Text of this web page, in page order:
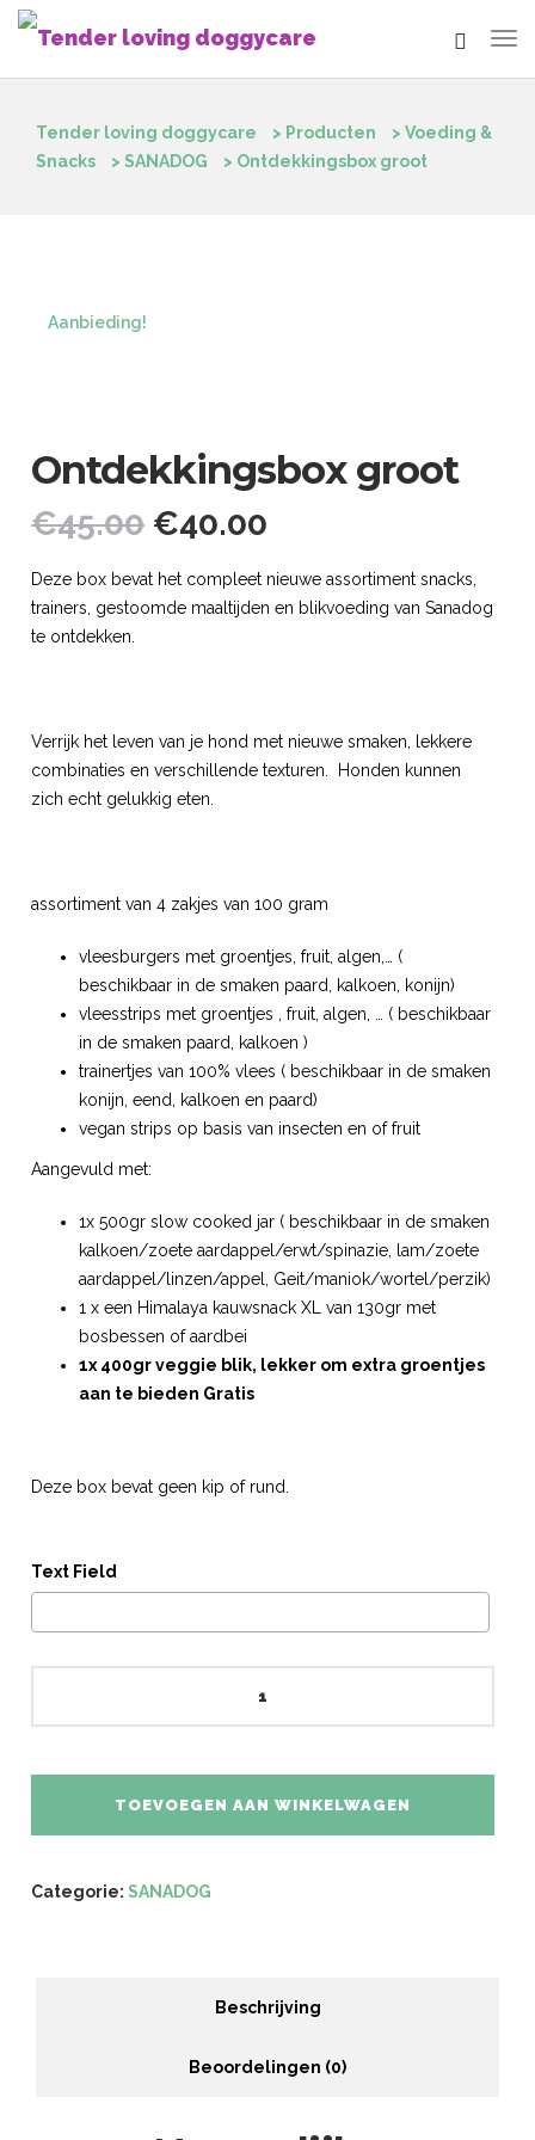
Tender loving doggycare > Producten > Voeding &
Snacks
> SANADOG > Ontdekkingsbox groot
Aanbieding!
Ontdekkingsbox groot
€45.00 €40.00
Deze box bevat het compleet nieuwe assortiment snacks,
trainers, gestoomde maaltijden en blikvoeding van Sanadog
te ontdekken.
Verrijk het leven van je hond met nieuwe smaken, lekkere
combinaties en verschillende texturen. Honden kunnen
zich echt gelukkig eten.
assortiment van 4 zakjes van 100 gram
vleesburgers met groentjes, fruit, algen,… (
beschikbaar in de smaken paard, kalkoen, konijn)
vleesstrips met groentjes , fruit, algen, … ( beschikbaar
in de smaken paard, kalkoen )
trainertjes van 100% vlees ( beschikbaar in de smaken
konijn, eend, kalkoen en paard)
vegan strips op basis van insecten en of fruit
Aangevuld met:
1x 500gr slow cooked jar ( beschikbaar in de smaken
kalkoen/zoete aardappel/erwt/spinazie, lam/zoete
aardappel/linzen/appel, Geit/maniok/wortel/perzik)
1 x een Himalaya kauwsnack XL van 130gr met
bosbessen of aardbei
1x 400gr veggie blik, lekker om extra groentjes
aan te bieden Gratis
Deze box bevat geen kip of rund.
Text Field
TOEVOEGEN AAN WINKELWAGEN
Categorie:SANADOG
Beschrijving
Beoordelingen (0)